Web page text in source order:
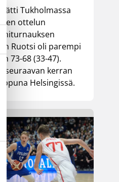
Tukholmassa
ottelun
Ruotsi oli parempi
73-68 (33-47).
seuraavan kerran
Helsingissä.